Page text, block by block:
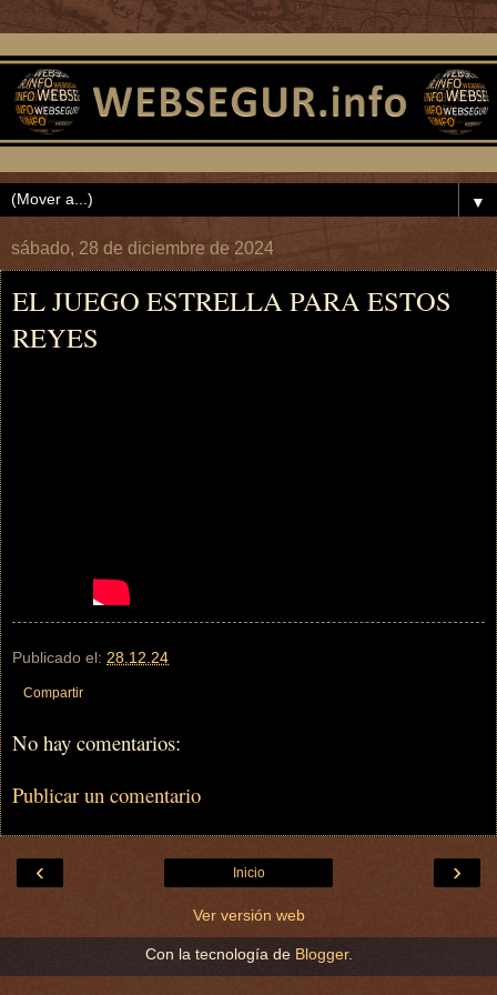
▼
sábado, 28 de diciembre de 2024
EL JUEGO ESTRELLA PARA ESTOS
REYES
Publicado el: 28.12.24
Compartir
No hay comentarios:
Publicar un comentario
‹ ›
Inicio
Ver versión web
Con la tecnología de Blogger.